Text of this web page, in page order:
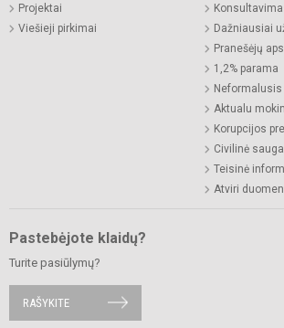
Projektai
Viešieji pirkimai
Dažniausiai
Pranešėjų
1,2% parama
Aktualu
Korupcijos
Civilinė sauga
Teisinė
Atviri
Pastebėjote klaidų?
Turite pasiūlymų?
RAŠYKITE